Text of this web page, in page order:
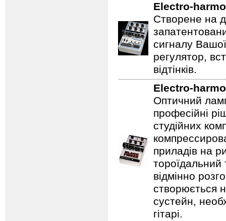
Electro-
Створене на
сигналу
регулятор,
відтінків.
Electro-
Оптичний
професійні
студійних
приладів на
відмінно
створюється
сустейн,
гітарі.